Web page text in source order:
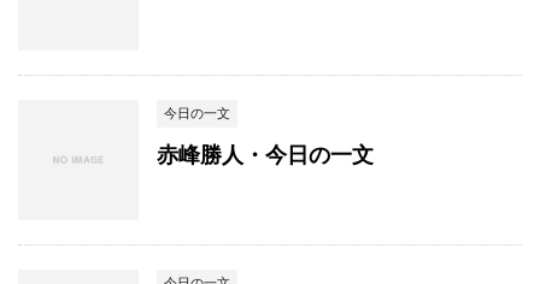
今日の一文
赤峰勝人・今日の一文